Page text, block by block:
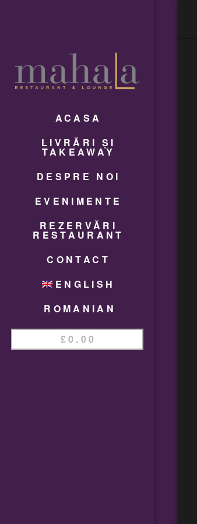
ACASA
LIVRĂRI ȘI
TAKEAWAY
DESPRE NOI
EVENIMENTE
REZERVĂRI
RESTAURANT
CONTACT
ENGLISH
ROMANIAN
£0.00